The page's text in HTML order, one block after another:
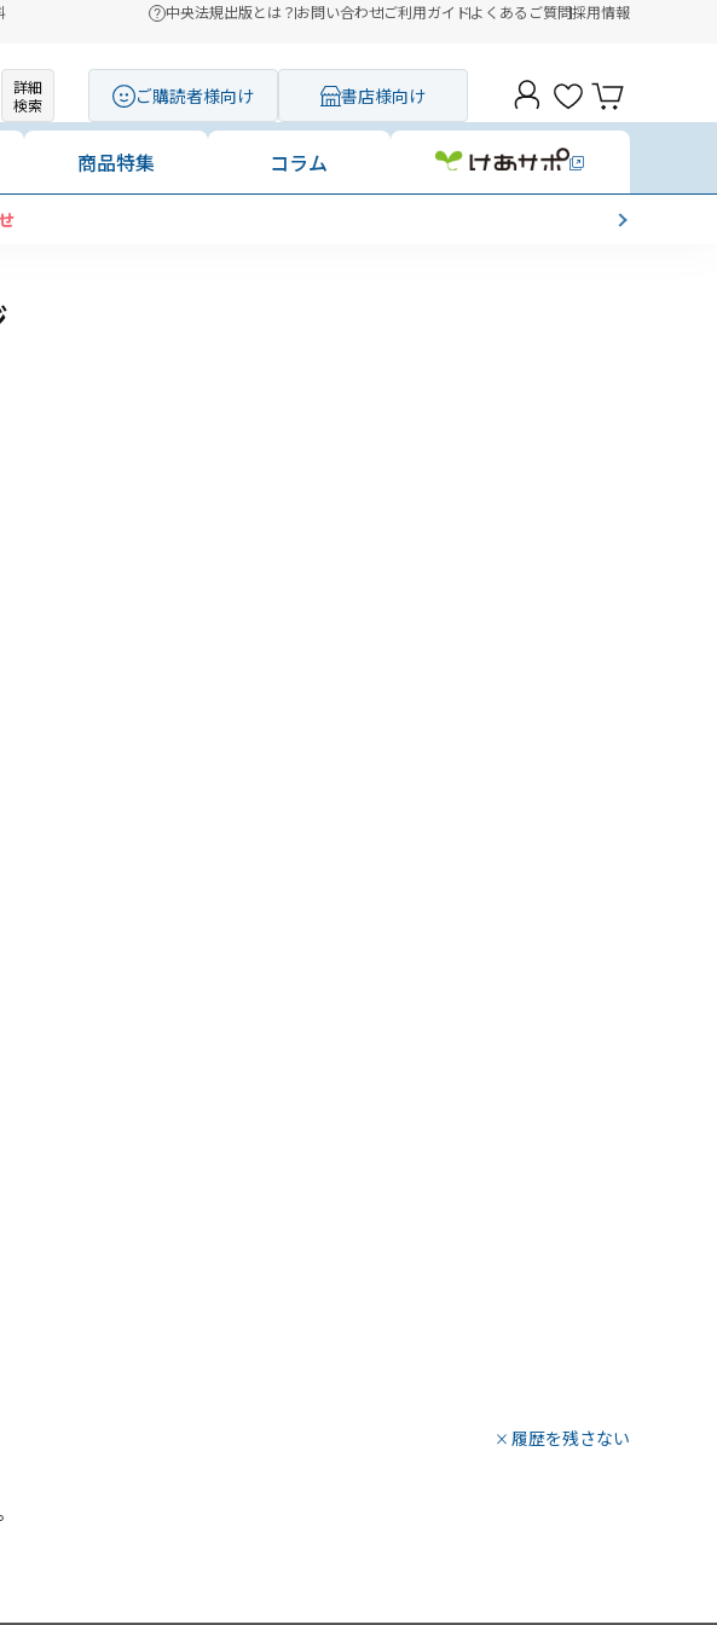
中央法規出版とは？お問い合わせご利用ガイドよくあるご質問採用情報
詳細
検索
ご購読者様向け 書店様向け
商品特集 コラム
履歴を残さない